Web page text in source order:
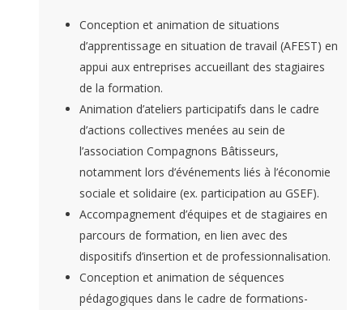
Conception et animation de situations
d’apprentissage en situation de travail (AFEST) en
appui aux entreprises accueillant des stagiaires
de la formation.
Animation d’ateliers participatifs dans le cadre
d’actions collectives menées au sein de
l’association Compagnons Bâtisseurs,
notamment lors d’événements liés à l’économie
sociale et solidaire (ex. participation au GSEF).
Accompagnement d’équipes et de stagiaires en
parcours de formation, en lien avec des
dispositifs d’insertion et de professionnalisation.
Conception et animation de séquences
pédagogiques dans le cadre de formations-